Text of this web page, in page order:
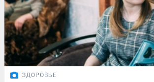
ЗДОРОВЬЕ